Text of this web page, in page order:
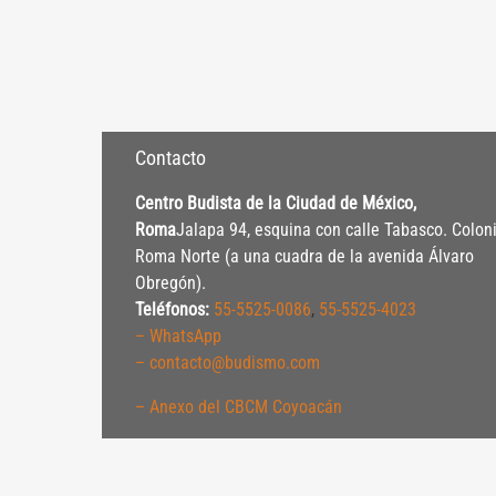
Contacto
Centro Budista de la Ciudad de México,
RomaJalapa 94, esquina con calle Tabasco.
Roma Norte (a una cuadra de la avenida Álvaro
Obregón).
Teléfonos: 55-5525-0086, 55-5525-4023
– WhatsApp
– contacto@budismo.com
– Anexo del CBCM Coyoacán